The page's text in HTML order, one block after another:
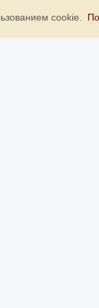
cookie.